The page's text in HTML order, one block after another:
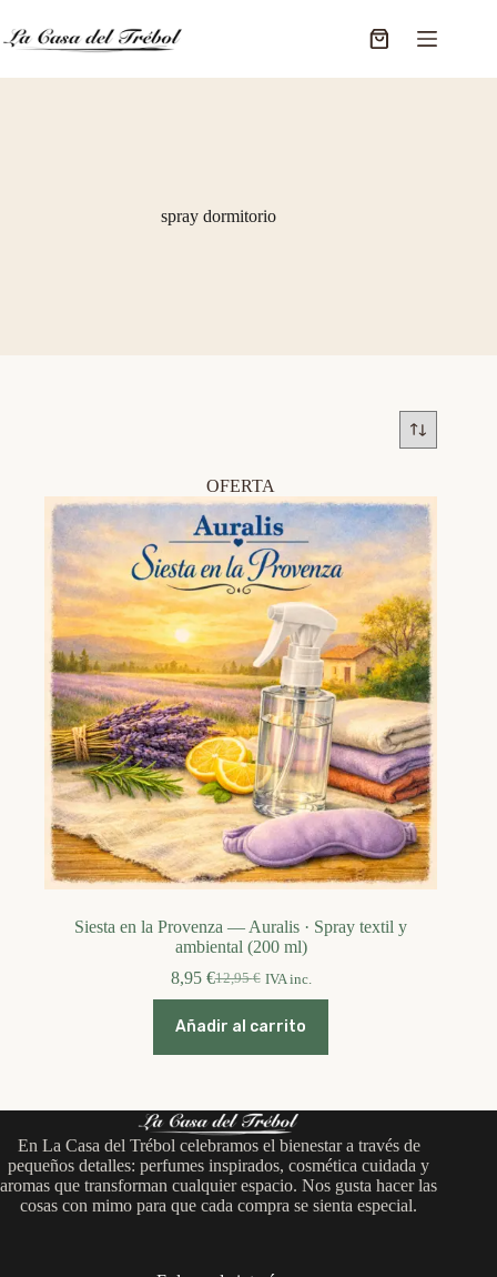
contenido
Carro
spray dormitorio
OFERTA
Siesta en la Provenza — Auralis · Spray textil y
ambiental (200 ml)
12,95€
El
original
8,95 €El
actual
IVA inc.
Añadir al carrito
En La Casa del Trébol celebramos el bienestar a través de
pequeños detalles: perfumes inspirados, cosmética cuidada y
aromas que transforman cualquier espacio. Nos gusta hacer las
cosas con mimo para que cada compra se sienta especial.